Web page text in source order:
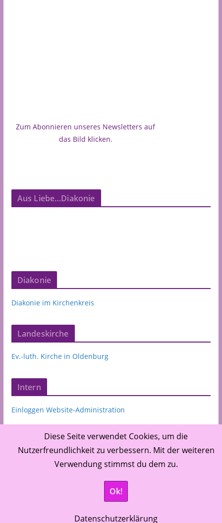
Zum Abonnieren unseres Newsletters auf
das Bild klicken.
Aus Liebe…Diakonie
Diakonie
Diakonie im Kirchenkreis
Landeskirche
Ev.-luth. Kirche in Oldenburg
Intern
Einloggen Website-Administration
Ev.-luth. Kirchenkreis Oldenburger Münsterland,
Diese Seite verwendet Cookies, um die
Nutzerfreundlichkeit zu verbessern. Mit der weiteren
Verwendung stimmst du dem zu.
Ok!
Datenschutzerklärung